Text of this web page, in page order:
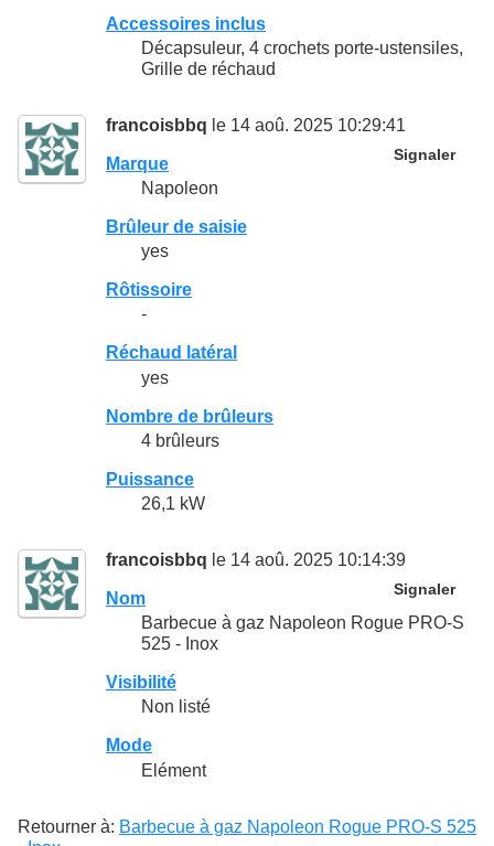
Accessoires inclus
Décapsuleur, 4 crochets porte-ustensiles,
Grille de réchaud
francoisbbq le 14 aoû. 2025 10:29:41
Signaler
Marque
Napoleon
Brûleur de saisie
yes
Rôtissoire
-
Réchaud latéral
yes
Nombre de brûleurs
4 brûleurs
Puissance
26,1 kW
francoisbbq le 14 aoû. 2025 10:14:39
Signaler
Nom
Barbecue à gaz Napoleon Rogue PRO-S
525 - Inox
Visibilité
Non listé
Mode
Elément
Retourner à: Barbecue à gaz Napoleon Rogue PRO-S 525